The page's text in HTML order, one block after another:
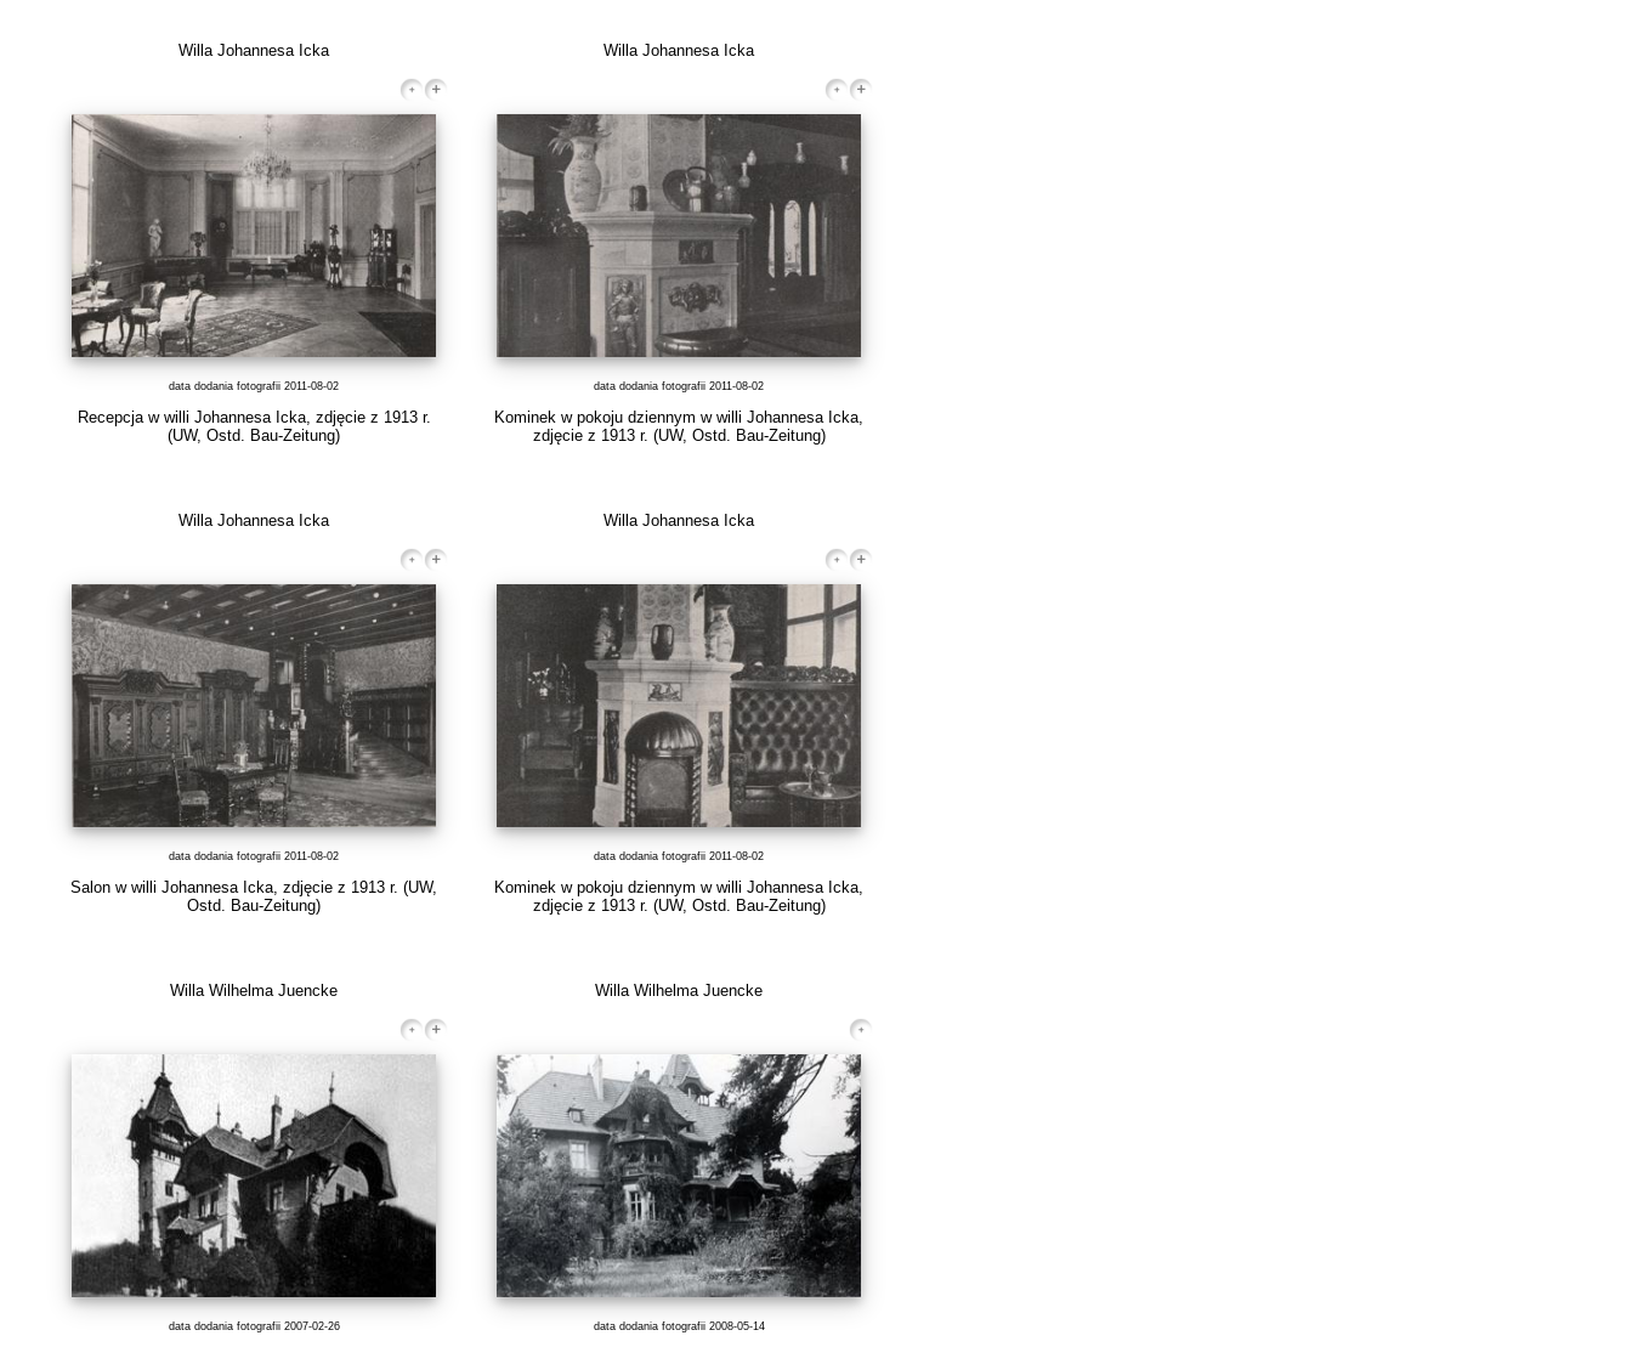
Willa Johannesa Icka
data dodania fotografii 2011-08-02
Recepcja w willi Johannesa Icka, zdjęcie z 1913 r.
(UW, Ostd. Bau-Zeitung)
Willa Johannesa Icka
data dodania fotografii 2011-08-02
Kominek w pokoju dziennym w willi Johannesa Icka,
zdjęcie z 1913 r. (UW, Ostd. Bau-Zeitung)
Willa Johannesa Icka
data dodania fotografii 2011-08-02
Salon w willi Johannesa Icka, zdjęcie z 1913 r. (UW,
Ostd. Bau-Zeitung)
Willa Johannesa Icka
data dodania fotografii 2011-08-02
Kominek w pokoju dziennym w willi Johannesa Icka,
zdjęcie z 1913 r. (UW, Ostd. Bau-Zeitung)
Willa Wilhelma Juencke
data dodania fotografii 2007-02-26
Willa Wilhelma Juencke
data dodania fotografii 2008-05-14